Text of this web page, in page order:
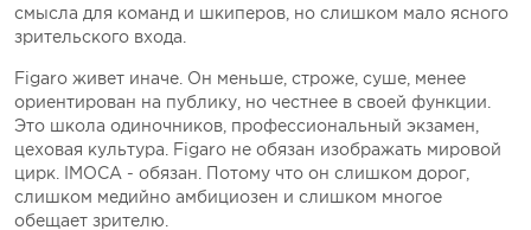
смысла для команд и шкиперов, но слишком мало ясного
зрительского входа.
Figaro живет иначе. Он меньше, строже, суше, менее
ориентирован на публику, но честнее в своей функции.
Это школа одиночников, профессиональный экзамен,
цеховая культура. Figaro не обязан изображать мировой
цирк. IMOCA - обязан. Потому что он слишком дорог,
слишком медийно амбициозен и слишком многое
обещает зрителю.